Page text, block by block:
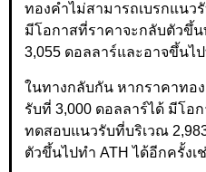
ทองคำไม่สามารถเบรกแนว
มีโอกาสที่ราคาจะกลับตัวขึ้
3,055 ดอลลาร์และอาจขึ้นไ
ในทางกลับกัน หากราคาทอ
รับที่ 3,000 ดอลลาร์ได้ มีโอ
ทดสอบแนวรับที่บริเวณ
ตัวขึ้นไปทำ ATH ได้อีกครั้งเ